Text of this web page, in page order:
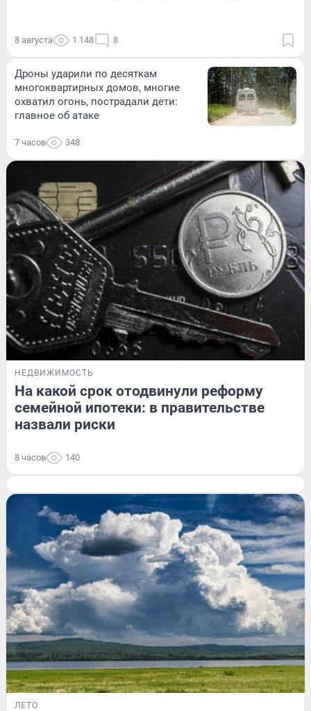
8 августа 1 148 8
Дроны ударили по десяткам
многоквартирных домов, многие
охватил огонь, пострадали дети:
главное об атаке
7 часов 348
НЕДВИЖИМОСТЬ
На какой срок отодвинули реформу
семейной ипотеки: в правительстве
назвали риски
8 часов 140
ЛЕТО